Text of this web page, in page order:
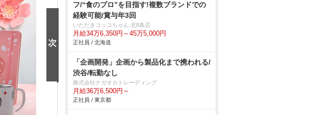
フ/“食のプロ”を目指す!複数ブランドでの
経験可能/賞与年3回
いただきコッコちゃん 北8条店
月給34万6,350円～45万5,000円
正社員 / 北海道
「企画開発」企画から製品化まで携われる/
渋谷/転勤なし
株式会社ナガオカトレーディング
月給36万6,500円～
正社員 / 東京都